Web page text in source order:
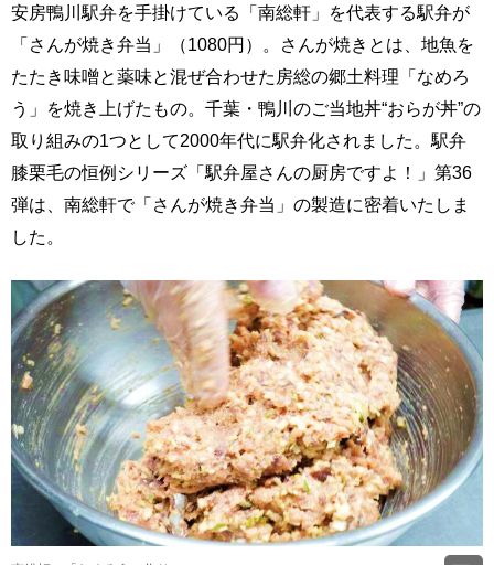
安房鴨川駅弁を手掛けている「南総軒」を代表する駅弁が
「さんが焼き弁当」（1080円）。さんが焼きとは、地魚を
たたき味噌と薬味と混ぜ合わせた房総の郷土料理「なめろ
う」を焼き上げたもの。千葉・鴨川のご当地丼“おらが丼”の
取り組みの1つとして2000年代に駅弁化されました。駅弁
膝栗毛の恒例シリーズ「駅弁屋さんの厨房ですよ！」第36
弾は、南総軒で「さんが焼き弁当」の製造に密着いたしま
した。